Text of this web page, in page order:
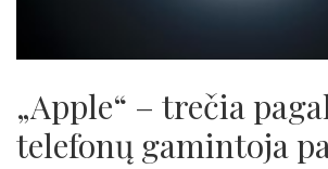
„Apple“ – trečia
telefonų gamintoja